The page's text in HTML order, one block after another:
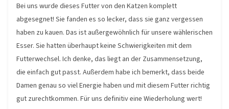
Bei uns wurde dieses Futter von den Katzen komplett
abgesegnet! Sie fanden es so lecker, dass sie ganz vergessen
haben zu kauen. Das ist außergewöhnlich für unsere wählerischen
Esser. Sie hatten überhaupt keine Schwierigkeiten mit dem
Futterwechsel. Ich denke, das liegt an der Zusammensetzung,
die einfach gut passt. Außerdem habe ich bemerkt, dass beide
Damen genau so viel Energie haben und mit diesem Futter richtig
gut zurechtkommen. Für uns definitiv eine Wiederholung wert!